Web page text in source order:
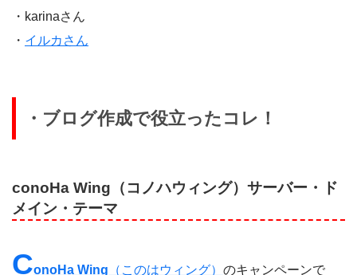
・karinaさん
・ イルカさん
・ブログ作成で役立ったコレ！
conoHa Wing（コノハウィング）サーバー・ド
メイン・テーマ
ConoHa Wing （このはウィング） のキャンペーンで